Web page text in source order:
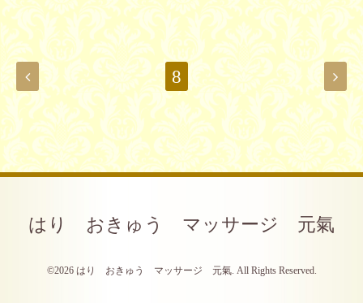
8
はり おきゅう マッサージ 元氣
©2026 はり おきゅう マッサージ 元氣. All Rights Reserved.